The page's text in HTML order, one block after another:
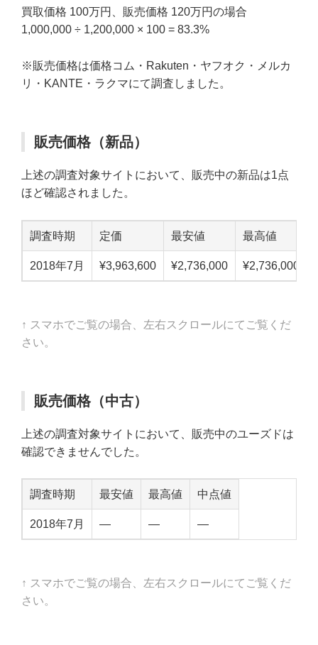
買取価格 100万円、販売価格 120万円の場合
1,000,000 ÷ 1,200,000 × 100 = 83.3%
※販売価格は価格コム・Rakuten・ヤフオク・メルカ
リ・KANTE・ラクマにて調査しました。
販売価格（新品）
上述の調査対象サイトにおいて、販売中の新品は1点
ほど確認されました。
調査時期 定価 最安値 最高値
2018年7月 ¥3,963,600 ¥2,736,000 ¥2,736,000
↑ スマホでご覧の場合、左右スクロールにてご覧くだ
さい。
販売価格（中古）
上述の調査対象サイトにおいて、販売中のユーズドは
確認できませんでした。
調査時期 最安値 最高値 中点値
2018年7月 — — —
↑ スマホでご覧の場合、左右スクロールにてご覧くだ
さい。